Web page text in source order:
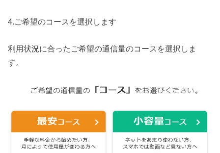
4.ご希望のコースを選択します
利用状況に合ったご希望の通信量のコースを選択しま
す。